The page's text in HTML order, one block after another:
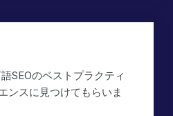
SEOのベストプラクティ
ンスに見つけてもらいま